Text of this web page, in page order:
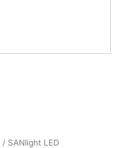
/ SANlight LED